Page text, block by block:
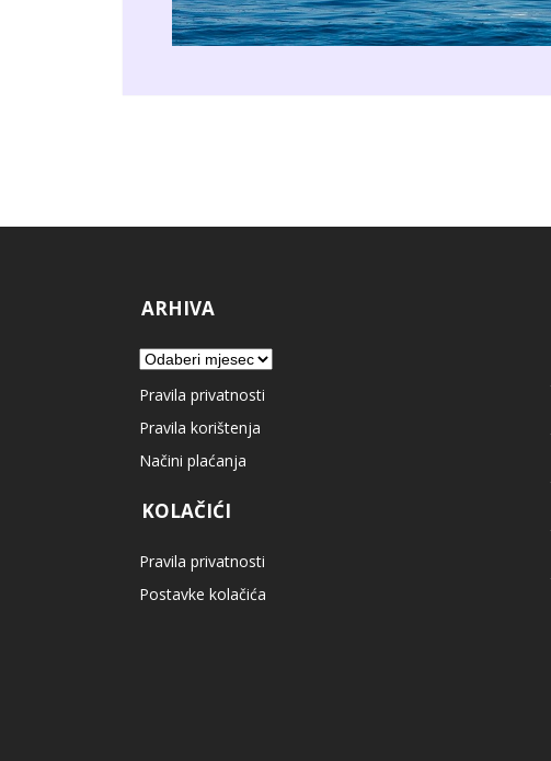
ARHIVA
Arhiva
Pravila privatnosti
Pravila korištenja
Načini plaćanja
KOLAČIĆI
Pravila privatnosti
Postavke kolačića